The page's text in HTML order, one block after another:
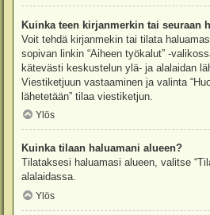
Kuinka teen kirjanmerkin tai seuraan
Voit tehdä kirjanmekin tai tilata
sopivan linkin “Aiheen työkalut” -
kätevästi keskustelun ylä- ja alalaidan
Viestiketjuun vastaaminen ja valinta
lähetetään” tilaa viestiketjun.
Ylös
Kuinka tilaan haluamani alueen?
Tilataksesi haluamasi alueen, valitse
alalaidassa.
Ylös